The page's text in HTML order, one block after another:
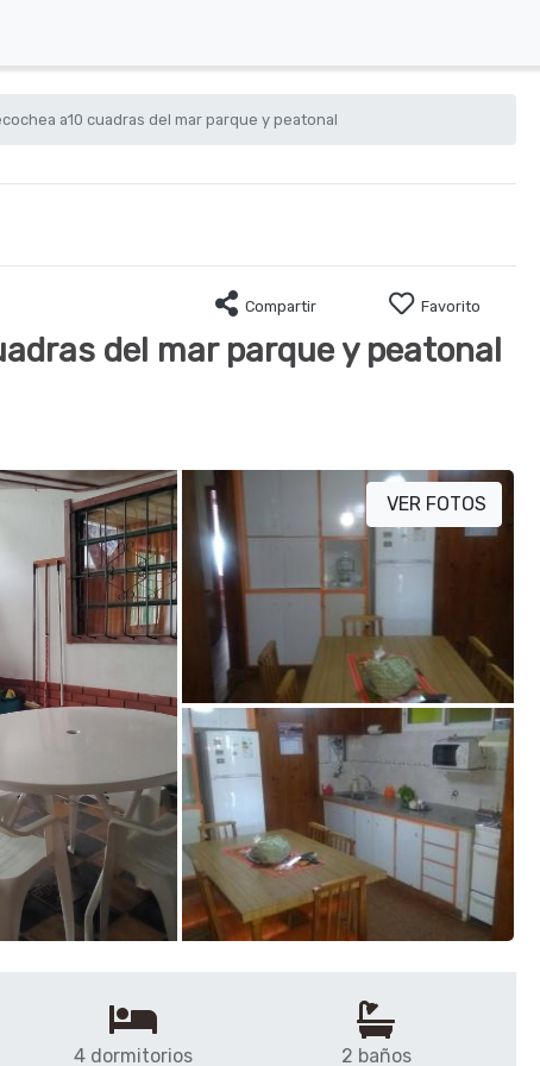
a10 cuadras del mar parque y peatonal
Compartir Favorito
del mar parque y peatonal
VER FOTOS
4 dormitorios 2 baños